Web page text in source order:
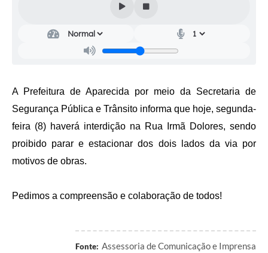
Cemitérios
Galeria de Vídeos
Projetos
Editais
A Prefeitura de Aparecida por meio da Secretaria de
Segurança Pública e Trânsito informa que hoje, segunda-
feira (8) haverá interdição na Rua Irmã Dolores, sendo
proibido parar e estacionar dos dois lados da via por
motivos de obras.
Pedimos a compreensão e colaboração de todos!
Fonte: Assessoria de Comunicação e Imprensa